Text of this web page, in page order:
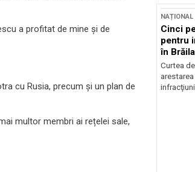
a profitat de mine și de
cu Rusia, precum și un plan de
multor membri ai rețelei sale,
NAȚIONAL
Cinci
pentru
în Brăila
Curtea
infracţiuni